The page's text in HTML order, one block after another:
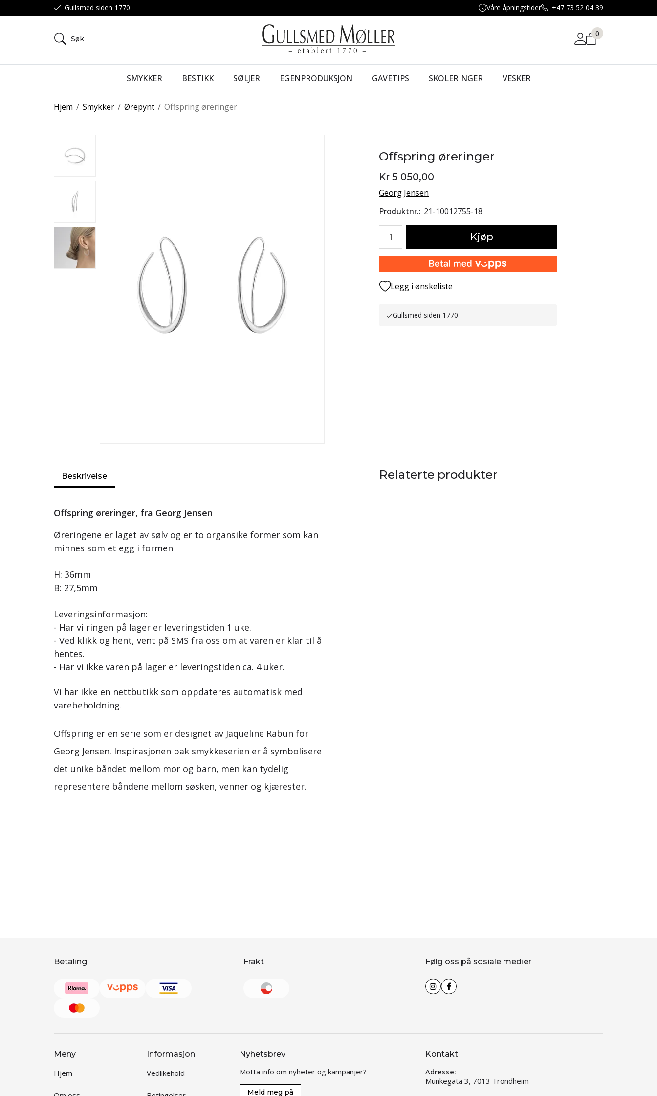
Gullsmed siden 1770 Våre åpningstider +47 73 52 04 39
Søk
0
SMYKKER BESTIKK SØLJER EGENPRODUKSJON GAVETIPS SKOLERINGER VESKER
/
Hjem /
Smykker /
Ørepynt Offspring øreringer
Offspring øreringer
Kr 5 050,00
Georg Jensen
Produktnr. 21-10012755-18
Kjøp
Legg i ønskeliste
Gullsmed siden 1770
Beskrivelse
Offspring øreringer, fra Georg Jensen
Øreringene er laget av sølv og er to organsike former som kan
minnes som et egg i formen
H: 36mm
B: 27,5mm
Leveringsinformasjon:
- Har vi ringen på lager er leveringstiden 1 uke.
- Ved klikk og hent, vent på SMS fra oss om at varen er klar til å
hentes.
- Har vi ikke varen på lager er leveringstiden ca. 4 uker.
Vi har ikke en nettbutikk som oppdateres automatisk med
varebeholdning.
Offspring er en serie som er designet av Jaqueline Rabun for
Georg Jensen. Inspirasjonen bak smykkeserien er å symbolisere
det unike båndet mellom mor og barn, men kan tydelig
representere båndene mellom søsken, venner og kjærester.
Relaterte produkter
Betaling Frakt Følg oss på sosiale medier
Meny
Hjem
Informasjon
Vedlikehold
Nyhetsbrev
Motta info om nyheter og kampanjer?
Meld meg på
Kontakt
Adresse:
Munkegata 3, 7013 Trondheim